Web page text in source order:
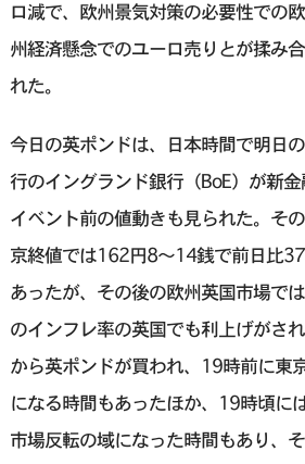
ロ減で、欧州景気対策の必要性での
州経済懸念でのユーロ売りとが揉み
れた。
今日の英ポンドは、日本時間で明日
行のイングランド銀行（BoE）が新金
イベント前の値動きも見られた。そ
京終値では162円8〜14銭で前日比
あったが、その後の欧州英国市場で
のインフレ率の英国でも利上げがさ
から英ポンドが買われ、19時前に東
になる時間もあったほか、19時頃に
市場反転の域になった時間もあり、